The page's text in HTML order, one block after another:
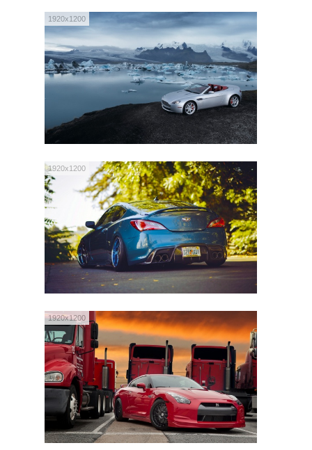
1920x1200
1920x1200
1920x1200